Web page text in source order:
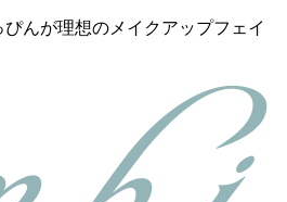
んが理想のメイクアップフェイ